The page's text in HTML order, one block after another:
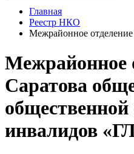
Главная
Реестр НКО
Межрайонное отделение
Межрайонное
Саратова
инвалидов